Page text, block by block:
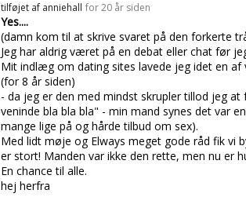
tilføjet af anniehall for 20 år siden
Yes....
(damn kom til at skrive svaret på den forkerte
Jeg har aldrig været på en debat eller chat før
Mit indlæg om dating sites lavede jeg idet en
(for 8 år siden)
- da jeg er den med mindst skrupler tillod jeg
veninde bla bla bla" - min mand synes det var
mange lige på og hårde tilbud om sex).
Med lidt møje og Elways meget gode råd fik vi
er stort! Manden var ikke den rette, men nu er
En chance til alle.
hej herfra